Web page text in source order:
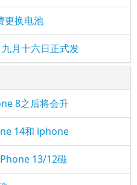
更换电池
月十六日正式发
8之后将会升
14和 iphone
13/12磁